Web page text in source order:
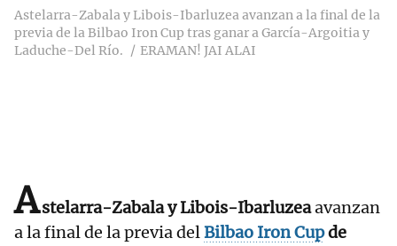
Astelarra-Zabala y Libois-Ibarluzea avanzan a la final de la
previa de la Bilbao Iron Cup tras ganar a García-Argoitia y
Laduche-Del Río.
ERAMAN! JAI ALAI
Astelarra-Zabala y Libois-Ibarluzeaavanzan
a la final de la previa delBilbao Iron Cupde